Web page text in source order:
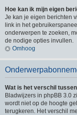
Hoe kan ik mijn eigen
Je kan je eigen berichten
link in het
onderwerpen te zoeken,
de nodige opties invullen.
Omhoog
Wat is het verschil
Bladwijzers in phpBB 3.0
wordt niet op de hoogte
terugkeren. Het verschil